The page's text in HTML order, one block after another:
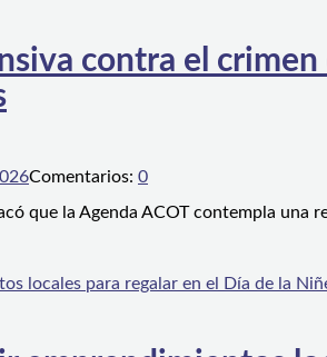
contra el
Comentarios: 0
que la Agenda ACOT contempla